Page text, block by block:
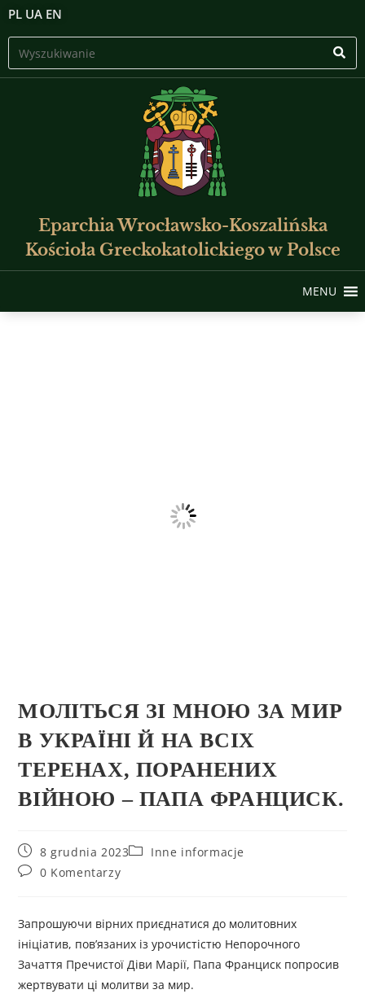
PL UA EN
Eparchia Wrocławsko-Koszalińska
Kościoła Greckokatolickiego w Polsce
MENU
МОЛІТЬСЯ ЗІ МНОЮ ЗА МИР
В УКРАЇНІ Й НА ВСІХ
ТЕРЕНАХ, ПОРАНЕНИХ
ВІЙНОЮ – ПАПА ФРАНЦИСК.
8 grudnia 2023
Inne informacje
0 Komentarzy
Запрошуючи вірних приєднатися до молитовних
ініціатив, пов’язаних із урочистістю Непорочного
Зачаття Пречистої Діви Марії, Папа Франциск попросив
жертвувати ці молитви за мир.